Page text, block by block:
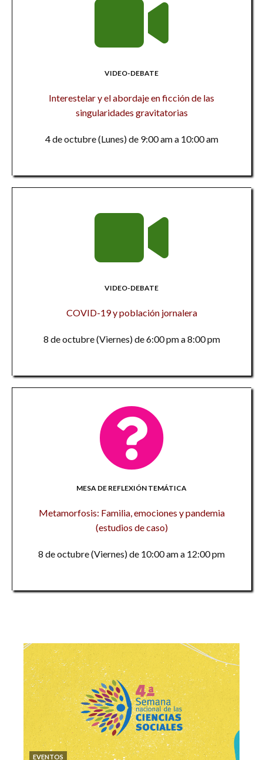
VIDEO-DEBATE
Interestelar y el abordaje en ficción de las
singularidades gravitatorias
4 de octubre (Lunes) de 9:00 am a 10:00 am
VIDEO-DEBATE
COVID-19 y población jornalera
8 de octubre (Viernes) de 6:00 pm a 8:00 pm
MESA DE REFLEXIÓN TEMÁTICA
Metamorfosis: Familia, emociones y pandemia
(estudios de caso)
8 de octubre (Viernes) de 10:00 am a 12:00 pm
EVENTOS